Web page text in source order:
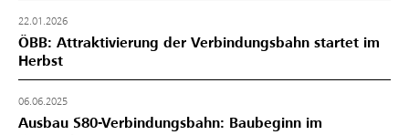
22.01.2026
ÖBB: Attraktivierung der Verbindungsbahn startet im
Herbst
06.06.2025
Ausbau S80-Verbindungsbahn: Baubeginn im